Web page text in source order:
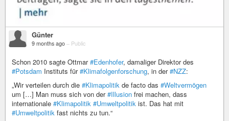
Günter
9 months ago – Public
Schon 2010 sagte Ottmar#Edenhofer, damaliger Direktor des
#Potsdam Instituts für#Klimafolgenforschung, in der#NZZ:
„Wir verteilen durch die #Klimapolitik de facto das #Weltvermögen
um […] Man muss sich von der#Illusion frei machen, dass
internationale #Klimapolitik #Umweltpolitik ist. Das hat mit
#Umweltpolitik fast nichts zu tun.“